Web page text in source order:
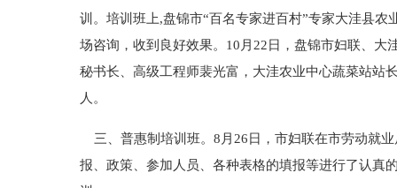
训。培训班上,盘锦市“百名专家进百村”专家大洼县
场咨询，收到良好效果。10月22日，盘锦市妇联、大
秘书长、高级工程师裴光富，大洼农业中心蔬菜站站
人。
三、普惠制培训班。8月26日，市妇联在市劳动就
报、政策、参加人员、各种表格的填报等进行了认真